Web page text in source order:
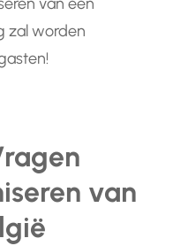
zal worden
van